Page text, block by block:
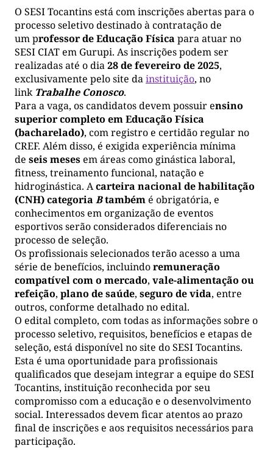
O SESI Tocantins está com inscrições abertas para o
processo seletivo destinado à contratação de
um professor de Educação Física para atuar no
SESI CIAT em Gurupi. As inscrições podem ser
realizadas até o dia28 de fevereiro de 2025,
exclusivamente pelo site dainstituição, no
link Trabalhe Conosco.
Para a vaga, os candidatos devem possuir ensino
superior completo em Educação Física
(bacharelado), com registro e certidão regular no
CREF. Além disso, é exigida experiência mínima
de seis mesesem áreas como ginástica laboral,
fitness, treinamento funcional, natação e
hidroginástica. Acarteira nacional de habilitação
(CNH) categoria Btambémé obrigatória, e
conhecimentos em organização de eventos
esportivos serão considerados diferenciais no
processo de seleção.
Os profissionais selecionados terão acesso a uma
série de benefícios, incluindoremuneração
compatível com o mercado, vale-alimentação ou
refeição, plano de saúde, seguro de vida, entre
outros, conforme detalhado no edital.
O edital completo, com todas as informações sobre o
processo seletivo, requisitos, benefícios e etapas de
seleção, está disponível no site do SESI Tocantins.
Esta é uma oportunidade para profissionais
qualificados que desejam integrar a equipe do SESI
Tocantins, instituição reconhecida por seu
compromisso com a educação e o desenvolvimento
social. Interessados devem ficar atentos ao prazo
final de inscrições e aos requisitos necessários para
participação.